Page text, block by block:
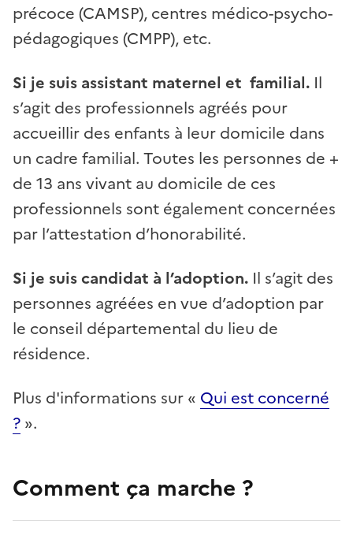
précoce (CAMSP), centres médico-psycho-
pédagogiques (CMPP), etc.
Si je suis assistant maternel et familial. Il
s’agit des professionnels agréés pour
accueillir des enfants à leur domicile dans
un cadre familial. Toutes les personnes de +
de 13 ans vivant au domicile de ces
professionnels sont également concernées
par l’attestation d’honorabilité.
Si je suis candidat à l’adoption. Il s’agit des
personnes agréées en vue d’adoption par
le conseil départemental du lieu de
résidence.
Plus d'informations sur « Qui est concerné
? ».
Comment ça marche ?